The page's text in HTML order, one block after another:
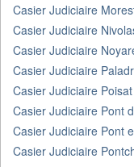
Casier Judiciaire
Casier Judiciaire
Casier Judiciaire
Casier Judiciaire
Casier Judiciaire
Casier Judiciaire Pont
Casier Judiciaire Pont
Casier Judiciaire